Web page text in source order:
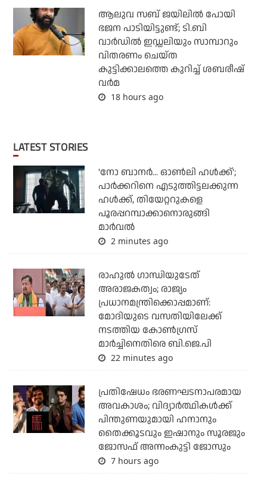
ആലുവ സബ് ജയിലില്‍ പോയി
ഭജന പാടിയിട്ടുണ്ട്; ടി.ബി
വാര്‍ഡില്‍ ഇഡ്ഡലിയും സാമ്പാറും
വിതരണം ചെയ്ത
കുട്ടിക്കാലത്തെ കുറിച്ച് ശബരീഷ്
വര്‍മ
18 hours ago
LATEST STORIES
'നോ ബാനര്‍... ഓണ്‍ലി ഹള്‍ക്ക്';
പാര്‍ക്കറിനെ എടുത്തിട്ടലക്കുന്ന
ഹള്‍ക്ക്, തിയേറ്ററുകളെ
പൂരപ്പറമ്പാക്കാനൊരുങ്ങി
മാര്‍വല്‍
2 minutes ago
രാഹുല്‍ ഗാന്ധിയുടേത്
അരാജകത്വം; രാജ്യം
പ്രധാനമന്ത്രിക്കൊപ്പമാണ്:
മോദിയുടെ വസതിയിലേക്ക്
നടത്തിയ കോണ്‍ഗ്രസ്
മാര്‍ച്ചിനെതിരെ ബി.ജെ.പി
22 minutes ago
പ്രതിഷേധം ഭരണഘടനാപരമായ
അവകാശം; വിദ്യാര്‍ത്ഥികള്‍ക്ക്
പിന്തുണയുമായി ഹനാനും
തൈക്കൂടവും ഇഷാനും സൂരജും
ജോസഫ് അന്നംകുട്ടി ജോസും
7 hours ago